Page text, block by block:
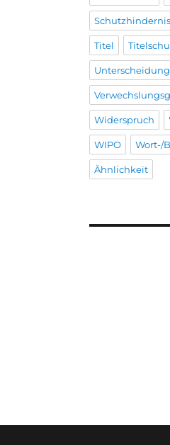
Titel
Widerspruch
WIPO Wort-/
Ähnlichkeit